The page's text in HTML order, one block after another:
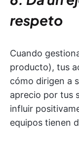
respeto
Cuando
producto), tus
cómo dirigen a
aprecio por tus
influir
equipos tienen